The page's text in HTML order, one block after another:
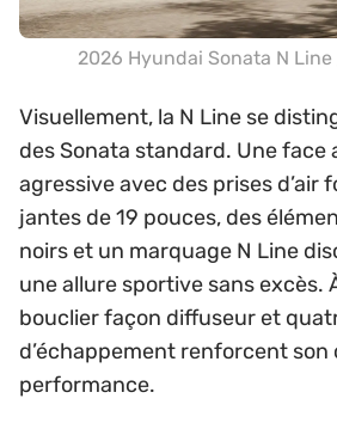
2026 Hyundai Sonata N
Visuellement, la N Line se
des Sonata standard. Une face
agressive avec des prises d’air
jantes de 19 pouces, des
noirs et un marquage N Line
une allure sportive sans excès.
bouclier façon diffuseur et
d’échappement renforcent
performance.